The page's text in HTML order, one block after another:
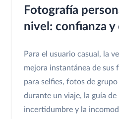
Fotografía
nivel: confianza y
Para el usuario casual, la
mejora instantánea de sus
para selfies, fotos de
durante un viaje, la guía de
incertidumbre y la